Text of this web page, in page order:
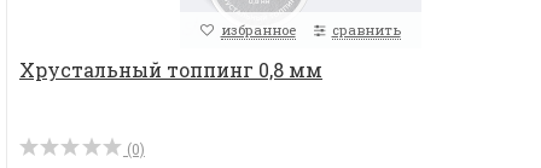
избранное сравнить
Хрустальный топпинг 0,8 мм
(0)